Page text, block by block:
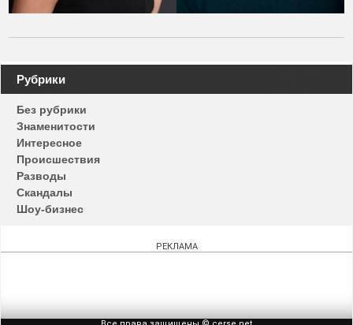
Навигация
по
записям
Рубрики
Без рубрики
Знаменитости
Интересное
Происшествия
Разводы
Скандалы
Шоу-бизнес
РЕКЛАМА